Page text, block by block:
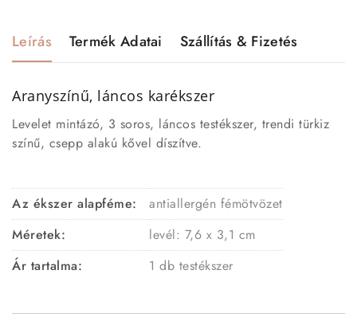
Leírás Termék Adatai Szállítás & Fizetés
Aranyszínű, láncos karékszer
Levelet mintázó, 3 soros, láncos testékszer, trendi türkiz
színű, csepp alakú kővel díszítve.
Az ékszer alapféme:
antiallergén fémötvözet
Méretek:
levél: 7,6 x 3,1 cm
Ár tartalma:
1 db testékszer